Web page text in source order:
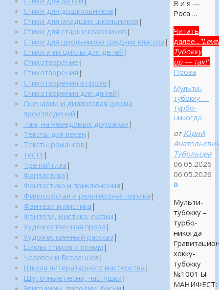
Я и я —
Роса …
Читать
далее...
Тубокку
up — так!"
Проза
Мульти-
тубокку —
турбо-
никогда
от Юрий
Тубольцев
06.05.2026
06.05.2026
0
Мульти-
тубокку –
турбо-
никогда
хокку-
тубокку
№1001 Ы-
МАНИФЕСТ:
Стихи для дошкольников |
Стихи для младших школьников |
Стихи для старшеклассников |
Стихи для школьников средних классов |
Стихи и их циклы для детей |
Стихотворение |
Стихотворения |
Стихотворения в прозе |
Стихотворения для детей |
Сценарии и диалоговая форма
произведений |
Там, на неведомых дорожках |
Тексты для песен |
Тексты романсов |
тест1 |
Третий глаз |
Фантастика |
Фантастика и приключения |
Философская и религиозная лирика |
Фэнтези и мистика |
Фэнтези, мистика, сказки |
Художественная проза |
Художественный рассказ |
Циклы стихов и поэмы |
Человек и Вселенная |
Школа литературного мастерства |
Шуточные песни, частушки |
Эпиграммы, пародии, басни |